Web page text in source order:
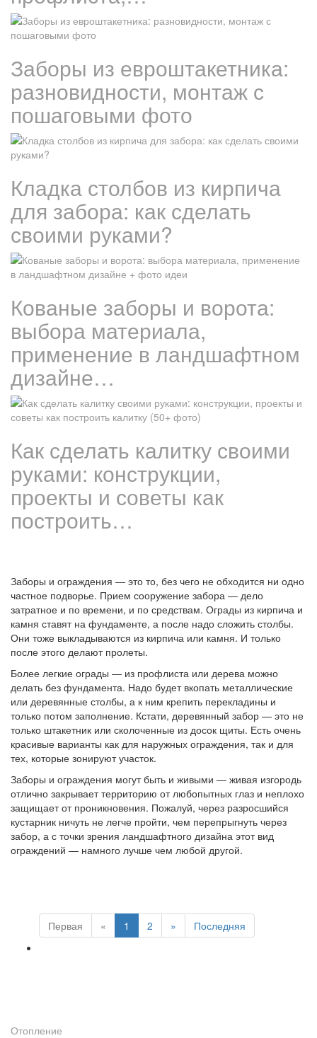
Заборы из евроштакетника:
разновидности, монтаж с
пошаговыми фото
Кладка столбов из кирпича
для забора: как сделать
своими руками?
Кованые заборы и ворота:
выбора материала,
применение в ландшафтном
дизайне…
Как сделать калитку своими
руками: конструкции,
проекты и советы как
построить…
Заборы и ограждения — это то, без чего не обходится ни одно
частное подворье. Прием сооружение забора — дело
затратное и по времени, и по средствам. Ограды из кирпича и
камня ставят на фундаменте, а после надо сложить столбы.
Они тоже выкладываются из кирпича или камня. И только
после этого делают пролеты.
Более легкие ограды — из профлиста или дерева можно
делать без фундамента. Надо будет вкопать металлические
или деревянные столбы, а к ним крепить перекладины и
только потом заполнение. Кстати, деревянный забор — это не
только штакетник или сколоченные из досок щиты. Есть очень
красивые варианты как для наружных ограждения, так и для
тех, которые зонируют участок.
Заборы и ограждения могут быть и живыми — живая изгородь
отлично закрывает территорию от любопытных глаз и неплохо
защищает от проникновения. Пожалуй, через разросшийся
кустарник ничуть не легче пройти, чем перепрыгнуть через
забор, а с точки зрения ландшафтного дизайна этот вид
ограждений — намного лучше чем любой другой.
Первая « 1 2 » Последняя
Отопление